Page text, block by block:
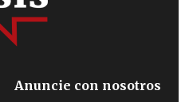
Anuncie con nosotros